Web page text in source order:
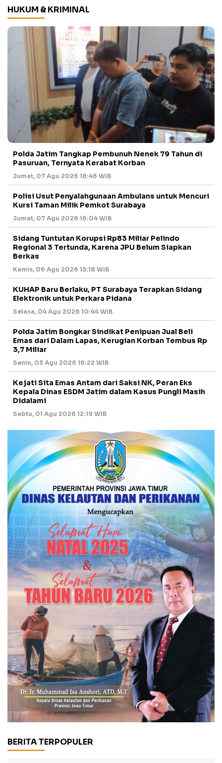
HUKUM & KRIMINAL
Polda Jatim Tangkap Pembunuh Nenek 79 Tahun di
Pasuruan, Ternyata Kerabat Korban
Jumat, 07 Agu 2026 18:46 WIB
Polisi Usut Penyalahgunaan Ambulans untuk Mencuri
Kursi Taman Milik Pemkot Surabaya
Jumat, 07 Agu 2026 16:04 WIB
Sidang Tuntutan Korupsi Rp83 Miliar Pelindo
Regional 3 Tertunda, Karena JPU Belum Siapkan
Berkas
Kamis, 06 Agu 2026 15:18 WIB
KUHAP Baru Berlaku, PT Surabaya Terapkan Sidang
Elektronik untuk Perkara Pidana
Selasa, 04 Agu 2026 10:44 WIB
Polda Jatim Bongkar Sindikat Penipuan Jual Beli
Emas dari Dalam Lapas, Kerugian Korban Tembus Rp
3,7 Miliar
Senin, 03 Agu 2026 16:22 WIB
Kejati Sita Emas Antam dari Saksi NK, Peran Eks
Kepala Dinas ESDM Jatim dalam Kasus Pungli Masih
Didalami
Sabtu, 01 Agu 2026 12:19 WIB
BERITA TERPOPULER